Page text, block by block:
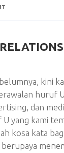
kini
huruf
dan
yang kami
kosa kata